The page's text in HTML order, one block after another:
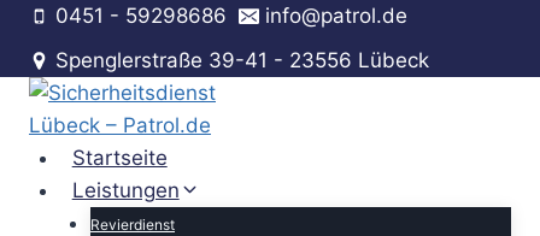
Zum
Inhalt
springen
0451 - 59298686
info@patrol.de
Spenglerstraße 39-41 - 23556 Lübeck
Startseite
Leistungen
Revierdienst